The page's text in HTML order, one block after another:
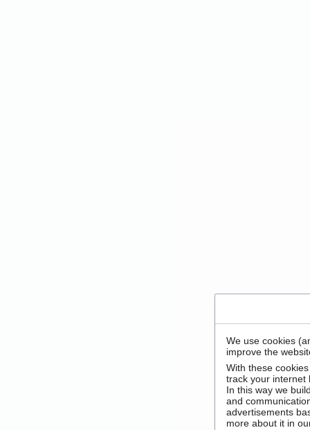
We use cookies
improve the
With these
track your internet
In this way we
and
advertisements
more about it in